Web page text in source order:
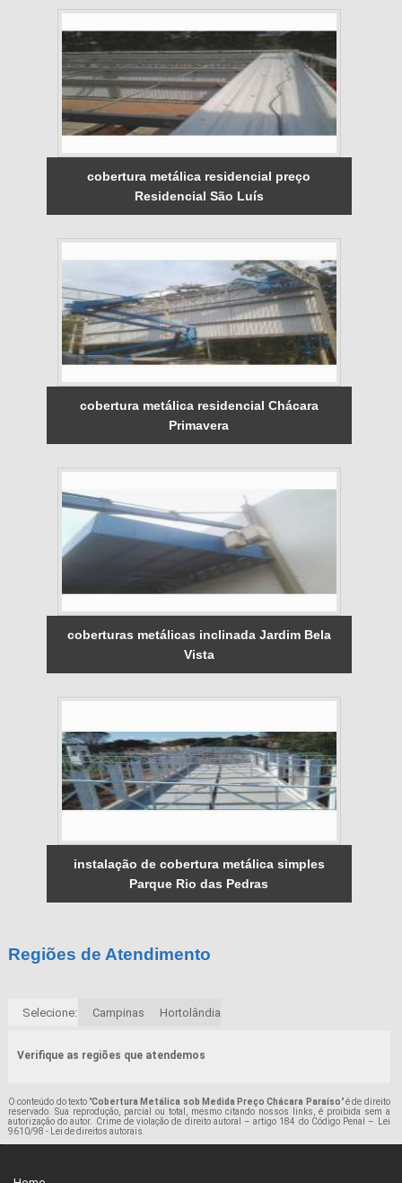
cobertura metálica residencial preço
Residencial São Luís
cobertura metálica residencial Chácara
Primavera
coberturas metálicas inclinada Jardim Bela
Vista
instalação de cobertura metálica simples
Parque Rio das Pedras
Regiões de Atendimento
Selecione: Campinas Hortolândia
Verifique as regiões que atendemos
O conteúdo do texto "Cobertura Metálica sob Medida Preço Chácara Paraíso" é de direito
reservado. Sua reprodução, parcial ou total, mesmo citando nossos links, é proibida sem a
autorização do autor. Crime de violação de direito autoral – artigo 184 do Código Penal –
Lei
9610/98 - Lei de direitos autorais